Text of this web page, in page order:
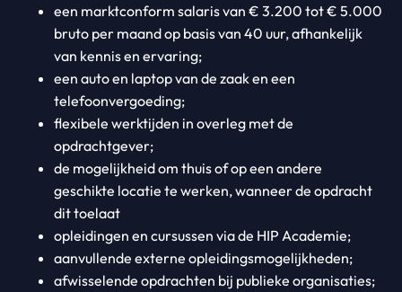
een marktconform salaris van € 3.200 tot € 5.000
bruto per maand op basis van 40 uur, afhankelijk
van kennis en ervaring;
een auto en laptop van de zaak en een
telefoonvergoeding;
flexibele werktijden in overleg met de
opdrachtgever;
de mogelijkheid om thuis of op een andere
geschikte locatie te werken, wanneer de opdracht
dit toelaat
opleidingen en cursussen via de HIP Academie;
aanvullende externe opleidingsmogelijkheden;
afwisselende opdrachten bij publieke organisaties;